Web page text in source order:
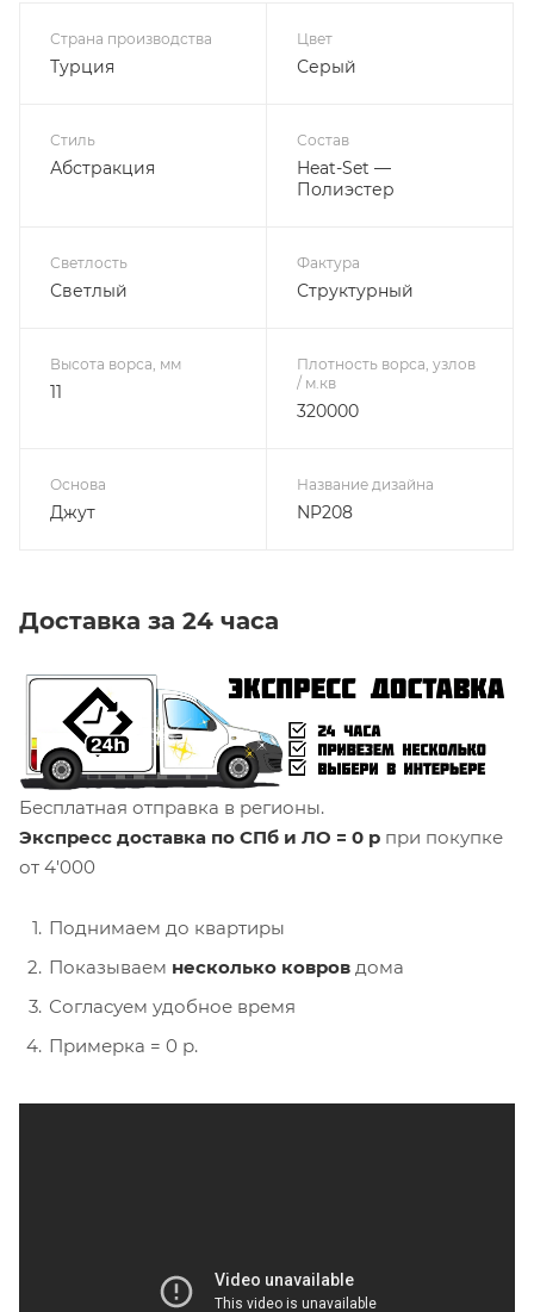
Характеристики
Страна производства
Турция
Цвет
Серый
Абстракция
Heat-Set —
Полиэстер
Светлость
Светлый
Фактура
Структурный
11
/ м.кв
320000
Доставка за 24 часа
Экспресс доставка по СПб и ЛО = 0 р
от 4'000
Поднимаем до квартиры
Показываем
несколько ковров
Согласуем удобное время